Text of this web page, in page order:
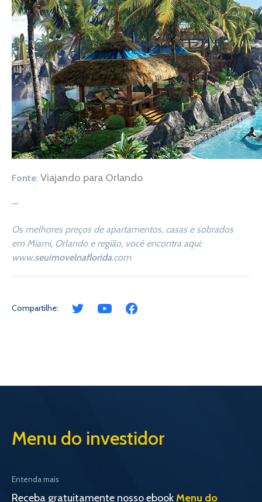
Fonte: Viajando para Orlando
—
Os melhores preços de apartamentos, casas e sobrados
em Miami, Orlando e região, você encontra aqui:
www.seuimovelnaflorida.com
Compartilhe:
Menu do investidor
Entenda mais
Receba gratuitamente nosso ebookMenu do